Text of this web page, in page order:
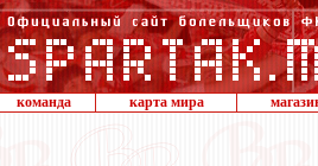
команда карта мира